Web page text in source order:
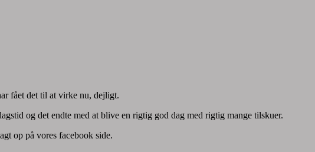
fået det til at virke nu, dejligt.
og det endte med at blive en rigtig god dag med rigtig mange tilskuer.
op på vores facebook side.